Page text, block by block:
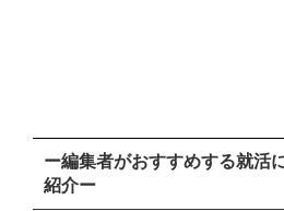
ー編集者がおすすめする就活
紹介ー